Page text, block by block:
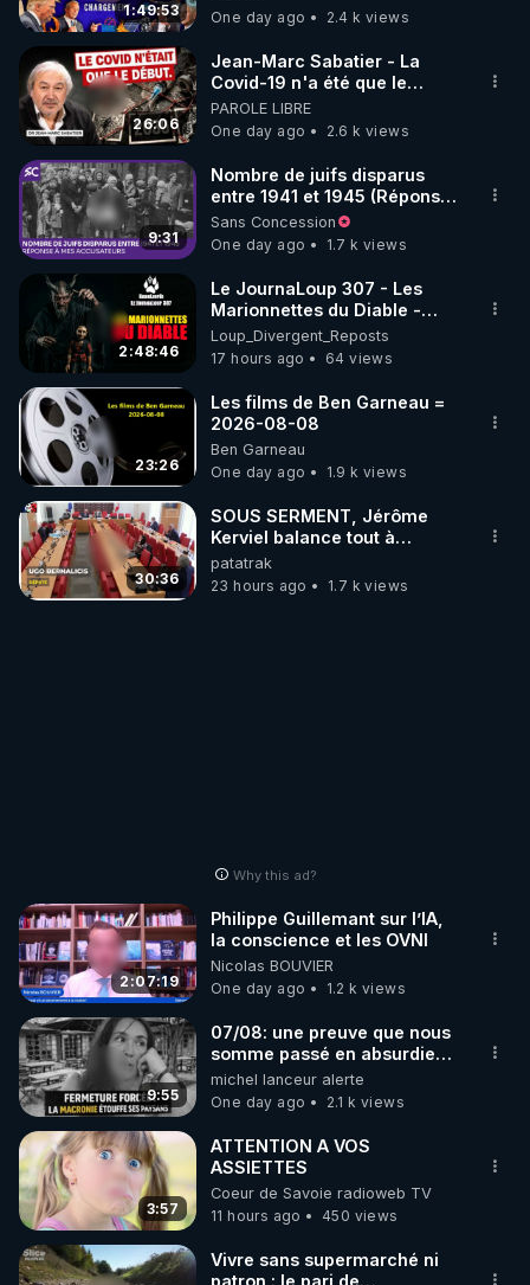
code : REGENERE10
▶ 30 jours gratuit sur l’application de méditation et
de bien-être ENVOL :
Rendez-vous sur https://www.envol.app/code
le code : REGENERE
1:49:53
One day ago
2.4 k views
26:06
Jean-Marc Sabatier - La
Covid-19 n'a été que le
début - L'ARNm & l'ARNm-aa
jusqu où auront-t-il ?
PAROLE LIBRE
One day ago
2.6 k views
9:31
Nombre de juifs disparus
entre 1941 et 1945 (Réponse
à mes accusateurs)
Sans Concession
One day ago
1.7 k views
2:48:46
Le JournaLoup 307 - Les
Marionnettes du Diable -
Loup Divergent 2026.08.07
Loup_Divergent_Reposts
17 hours ago
64 views
23:26
Les films de Ben Garneau =
2026-08-08
Ben Garneau
One day ago
1.9 k views
30:36
SOUS SERMENT, Jérôme
Kerviel balance tout à
l'Assemblée !
patatrak
23 hours ago
1.7 k views
Why this ad?
2:07:19
Philippe Guillemant sur l’IA,
la conscience et les OVNI
Nicolas BOUVIER
One day ago
1.2 k views
9:55
07/08: une preuve que nous
somme passé en absurdie
une dictature qui veut faire
taire ses opposant !
michel lanceur alerte
One day ago
2.1 k views
3:57
ATTENTION A VOS
ASSIETTES
Coeur de Savoie radioweb TV
11 hours ago
450 views
Vivre sans supermarché ni
patron : le pari de